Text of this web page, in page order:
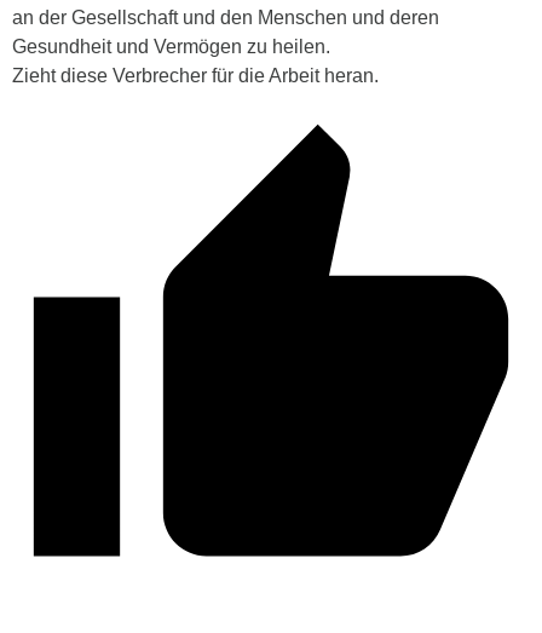
an der Gesellschaft und den Menschen und deren
Gesundheit und Vermögen zu heilen.
Zieht diese Verbrecher für die Arbeit heran.